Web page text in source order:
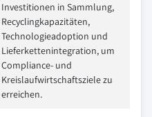
Investitionen in Sammlung,
Recyclingkapazitäten,
Technologieadoption und
Lieferkettenintegration, um
Compliance- und
Kreislaufwirtschaftsziele zu
erreichen.